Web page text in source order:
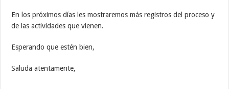
En los próximos días les mostraremos más registros del proceso y
de las actividades que vienen.
Esperando que estén bien,
Saluda atentamente,